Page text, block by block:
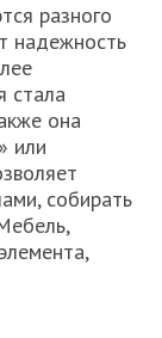
разного
надежность
стала
она
или
собирать